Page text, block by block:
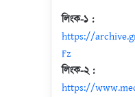
লিংক-১ :
https://
Fz
লিংক-২ :
https://